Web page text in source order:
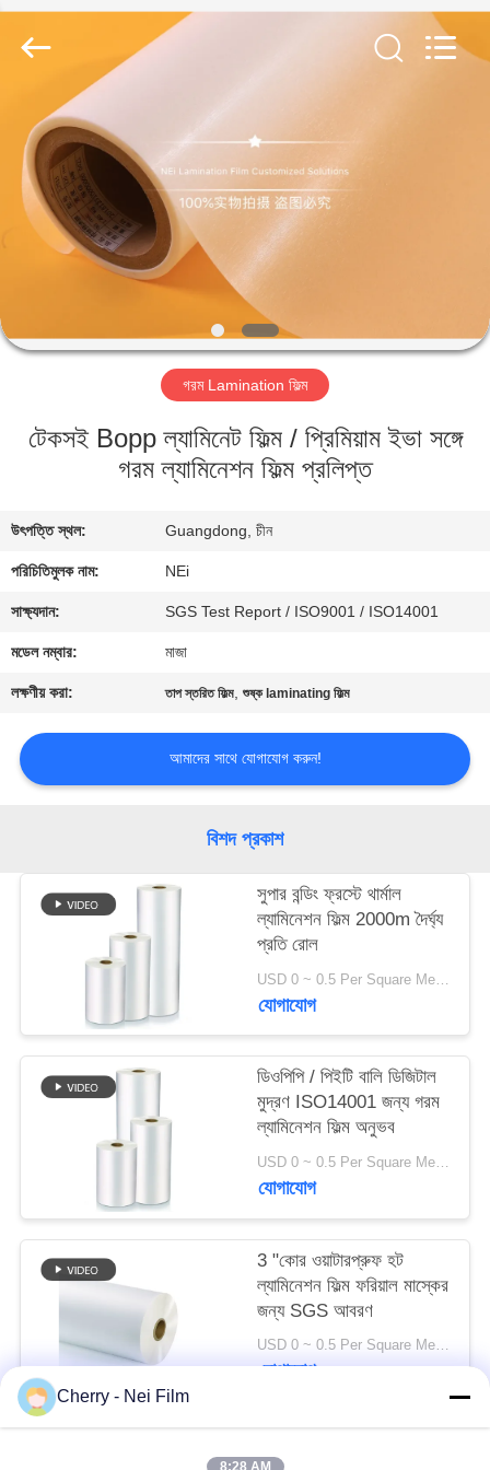
বাড়ি
পণ্য
আমাদের
মান
নিয়ন্ত্রণ
যোগাযোগ
উদ্ধৃতির
PRIVACY
POLICY
2026
COMPOSITE
MATERIAL CO., LTD..
গরম Lamination ফিল্ম
টেকসই Bopp ল্যামিনেট ফিল্ম / প্রিমিয়াম ইভা সঙ্গে
গরম ল্যামিনেশন ফিল্ম প্রলিপ্ত
উৎপত্তি স্থল: Guangdong, চীন
পরিচিতিমুলক নাম: NEi
সাক্ষ্যদান: SGS Test Report / ISO9001 / ISO14001
মডেল নম্বার: মাজা
লক্ষণীয় করা: তাপ স্তরিত ফিল্ম,শুষ্ক laminating ফিল্ম
আমাদের সাথে যোগাযোগ করুন!
বিশদ প্রকাশ
সুপার বন্ডিং ফ্রস্টে থার্মাল
ল্যামিনেশন ফিল্ম 2000m দৈর্ঘ্য
প্রতি রোল
USD 0 ~ 0.5 Per Square Meter MOQ:1000 স্কয়ার মিটার
যোগাযোগ
ডিওপিপি / পিইটি বালি ডিজিটাল
মুদ্রণ ISO14001 জন্য গরম
ল্যামিনেশন ফিল্ম অনুভব
USD 0 ~ 0.5 Per Square Meter MOQ:1000 স্কয়ার মিটার
যোগাযোগ
3 "কোর ওয়াটারপ্রুফ হট
ল্যামিনেশন ফিল্ম ফরিয়াল মাস্কের
জন্য SGS আবরণ
USD 0 ~ 0.5 Per Square Meter MOQ:1000 স্কয়ার মিটার
যোগাযোগ
Cherry - Nei Film
8:28 AM